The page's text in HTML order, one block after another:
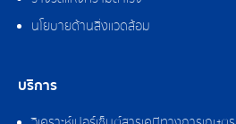
นโยบายด้านสิ่งแวดล้อม
บริการ